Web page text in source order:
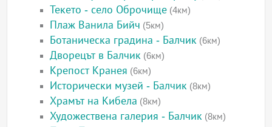
Текето - село Оброчище (4км)
Плаж Ванила Бийч (5км)
Ботаническа градина - Балчик (6км)
Дворецът в Балчик (6км)
Крепост Кранея (6км)
Исторически музей - Балчик (8км)
Храмът на Кибела (8км)
Художествена галерия - Балчик (8км)